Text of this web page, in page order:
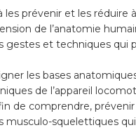
les prévenir et les réduire
de l’anatomie
gestes et techniques qui
les bases
de l’appareil
de comprendre,
musculo-squelettiques